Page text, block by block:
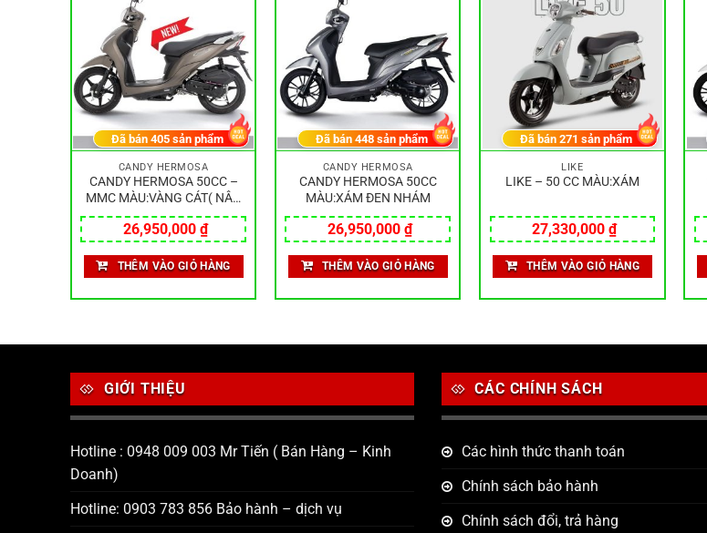
CANDY HERMOSA
CANDY HERMOSA 50CC –
MMC MÀU:VÀNG CÁT( NÂU
ĐEN)
26,950,000₫
Đã bán 405sản phẩm
THÊM VÀO GIỎ HÀNG
CANDY HERMOSA
CANDY HERMOSA 50CC
MÀU:XÁM ĐEN NHÁM
26,950,000₫
Đã bán 448sản phẩm
THÊM VÀO GIỎ HÀNG
LIKE
LIKE – 50 CC MÀU:XÁM
27,330,000₫
Đã bán 271 sản phẩm
THÊM VÀO GIỎ HÀNG
GIỚI THIỆU
Hotline : 0948 009 003 Mr Tiến ( Bán Hàng – Kinh
Doanh)
Hotline: 0903 783 856 Bảo hành – dịch vụ
CÁC CHÍNH SÁCH
Các hình thức thanh toán
Chính sách bảo hành
Chính sách đổi, trả hàng